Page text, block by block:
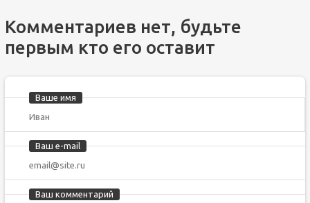
Комментариев нет, будьте
первым кто его оставит
Ваше имя
Ваш e-mail
Ваш комментарий